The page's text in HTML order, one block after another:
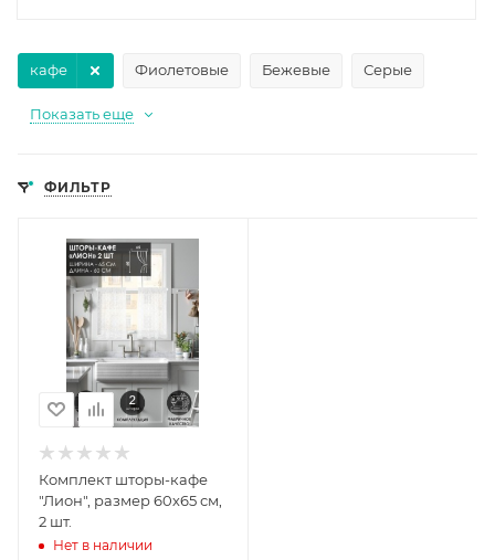
Фиолетовые Бежевые Серые
кафе
Показать еще
ФИЛЬТР
Комплект шторы-кафе
"Лион", размер 60х65 см,
2 шт.
Нет в наличии